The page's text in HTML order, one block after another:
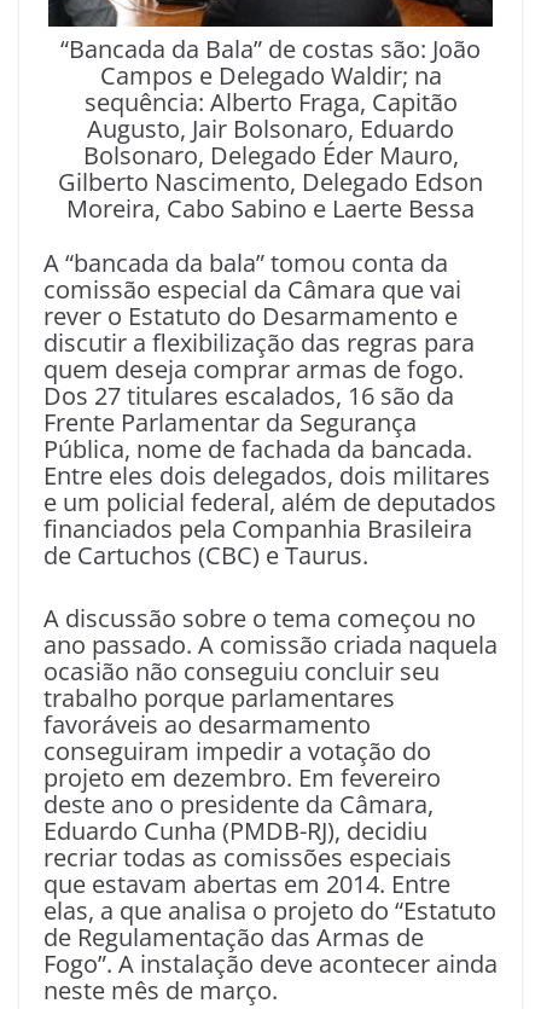
“Bancada da Bala” de costas são: João
Campos e Delegado Waldir; na
sequência: Alberto Fraga, Capitão
Augusto, Jair Bolsonaro, Eduardo
Bolsonaro, Delegado Éder Mauro,
Gilberto Nascimento, Delegado Edson
Moreira, Cabo Sabino e Laerte Bessa
A “bancada da bala” tomou conta da
comissão especial da Câmara que vai
rever o Estatuto do Desarmamento e
discutir a flexibilização das regras para
quem deseja comprar armas de fogo.
Dos 27 titulares escalados, 16 são da
Frente Parlamentar da Segurança
Pública, nome de fachada da bancada.
Entre eles dois delegados, dois militares
e um policial federal, além de deputados
financiados pela Companhia Brasileira
de Cartuchos (CBC) e Taurus.
A discussão sobre o tema começou no
ano passado. A comissão criada naquela
ocasião não conseguiu concluir seu
trabalho porque parlamentares
favoráveis ao desarmamento
conseguiram impedir a votação do
projeto em dezembro. Em fevereiro
deste ano o presidente da Câmara,
Eduardo Cunha (PMDB-RJ), decidiu
recriar todas as comissões especiais
que estavam abertas em 2014. Entre
elas, a que analisa o projeto do “Estatuto
de Regulamentação das Armas de
Fogo”. A instalação deve acontecer ainda
neste mês de março.